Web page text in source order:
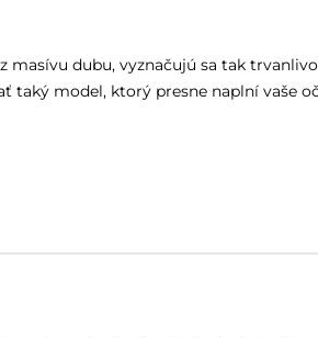
dubu, vyznačujú sa tak
taký model, ktorý presne naplní vaše